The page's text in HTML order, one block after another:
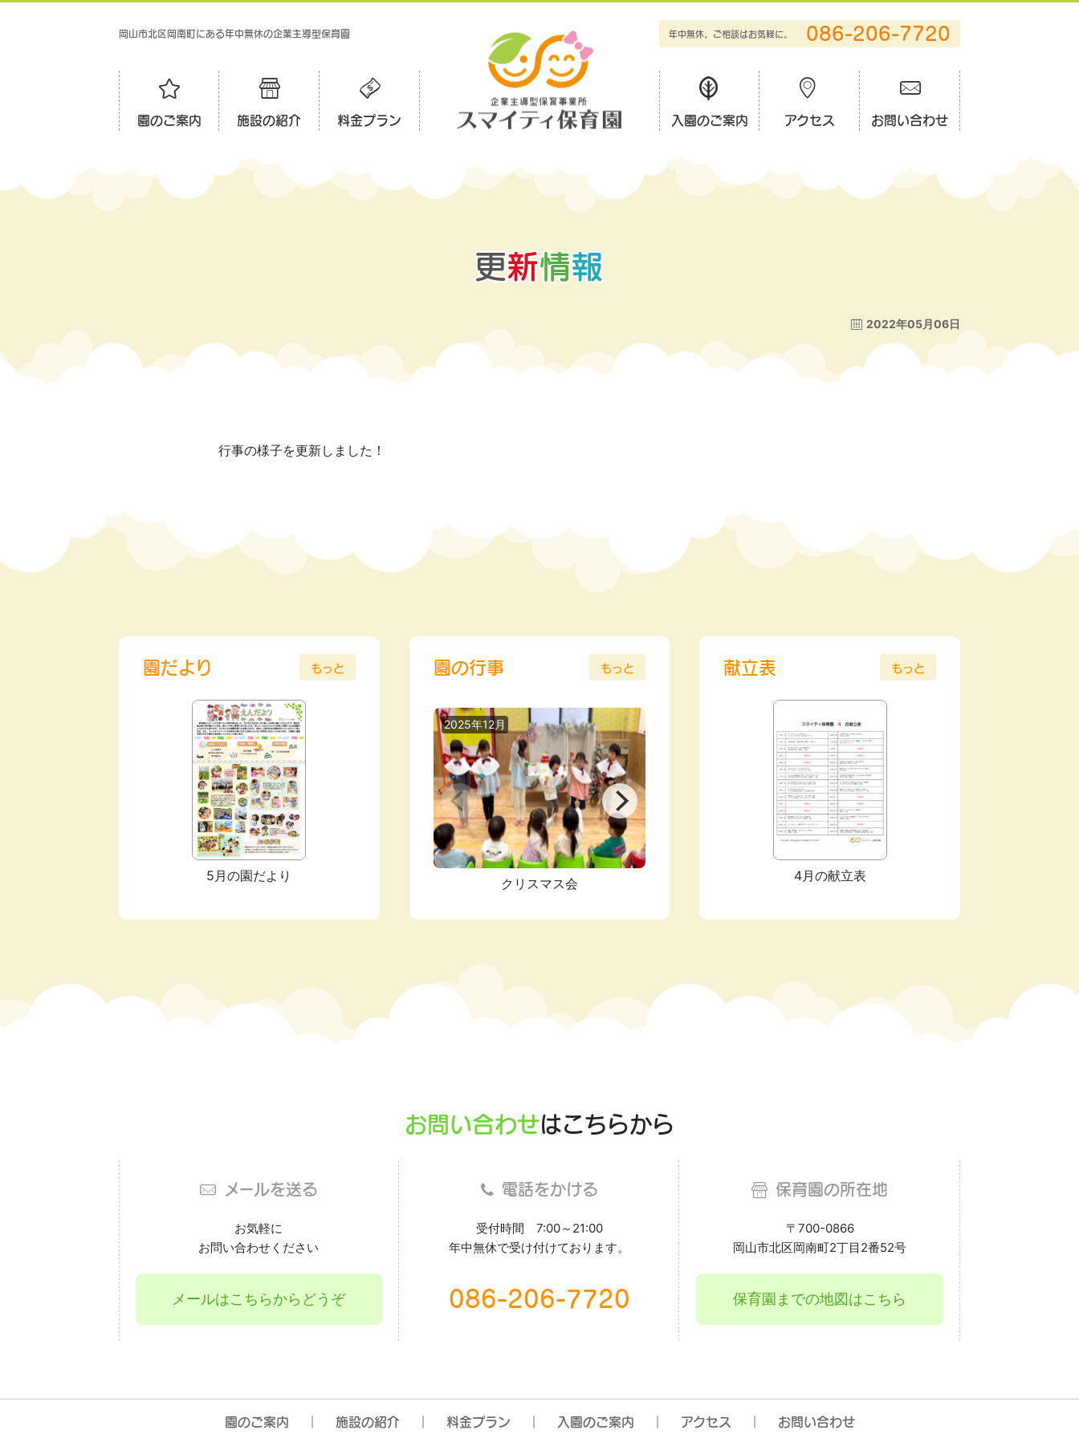
岡山市北区岡南町にある年中無休の企業主導型保育園 年中無休。ご相談はお気軽に。 086-206-7720
園のご案内 施設の紹介 料金プラン 入園のご案内 アクセス お問い合わせ
更新情報
2022年05月06日
行事の様子を更新しました！
園だより もっと
5月の園だより
園の行事 もっと
2025年12月
クリスマス会 虫歯予防デー
献立表 もっと
4月の献立表
お問い合わせはこちらから
メールを送る
お気軽に
お問い合わせください
メールはこちらからどうぞ
電話をかける
受付時間 7:00～21:00
年中無休で受け付けております。
086-206-7720
保育園の所在地
〒700-0866
岡山市北区岡南町2丁目2番52号
保育園までの地図はこちら
園のご案内 施設の紹介 料金プラン 入園のご案内 アクセス お問い合わせ